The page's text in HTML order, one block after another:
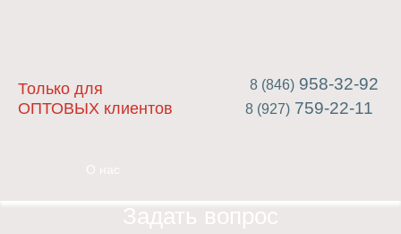
Только для
ОПТОВЫХ клиентов
8 (846) 958-32-92
8 (927) 759-22-11
О нас
Задать вопрос